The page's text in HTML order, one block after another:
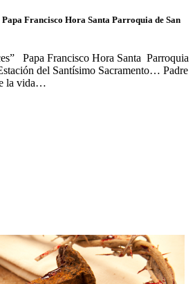
Papa Francisco Hora Santa Parroquia de San
Papa Francisco Hora Santa Parroquia
del Santísimo Sacramento… Padre
la vida…